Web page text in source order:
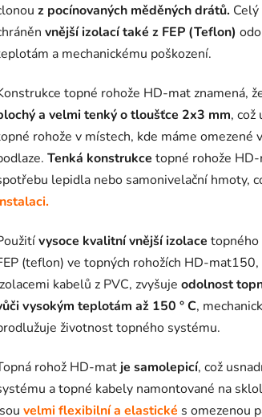
z pocínovaných měděných drátů.
vnější izolací také z FEP (Teflon)
a mechanickému poškození.
topné rohože HD-mat znamená,
a velmi tenký o tloušťce 2x3 mm, což
rohože v místech, kde máme omezené
Tenká konstrukce topné rohože
lepidla nebo samonivelační hmoty,
vysoce kvalitní vnější izolace topného
(teflon) ve topných rohožích HD-mat150,
kabelů z PVC, zvyšuje odolnost
vysokým teplotám až 150 ° C,
životnost topného systému.
rohož HD-mat je samolepicí, což
a topné kabely namontované na
velmi flexibilní a elastické s omezenou